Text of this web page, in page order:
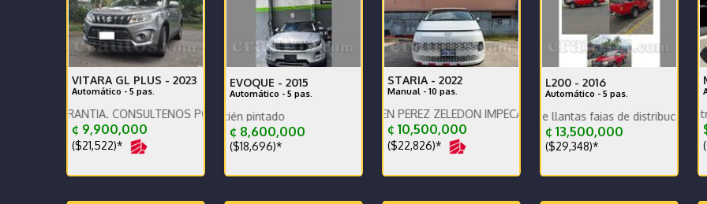
VITARA GL PLUS - 2023
Automático - 5 pas.
CONSULTENOS POR AUTOS QUE RECIBIMOS.
¢ 9,900,000
($21,522)*
EVOQUE - 2015
Automático - 5 pas.
Precio negociable recién pintado
¢ 8,600,000
($18,696)*
STARIA - 2022
Manual - 10 pas.
UNICO DUEÑO ESTA EN PEREZ ZELEDON IMPECABLE VEHICULO FAMILIAR NUNCA USADO PARA
¢ 10,500,000
($22,826)*
L200 - 2016
Automático - 5 pas.
Motor y caja Excelente llantas fajas de distribución y bateria
¢ 13,500,000
($29,348)*
Para terminarlo de estrenar!